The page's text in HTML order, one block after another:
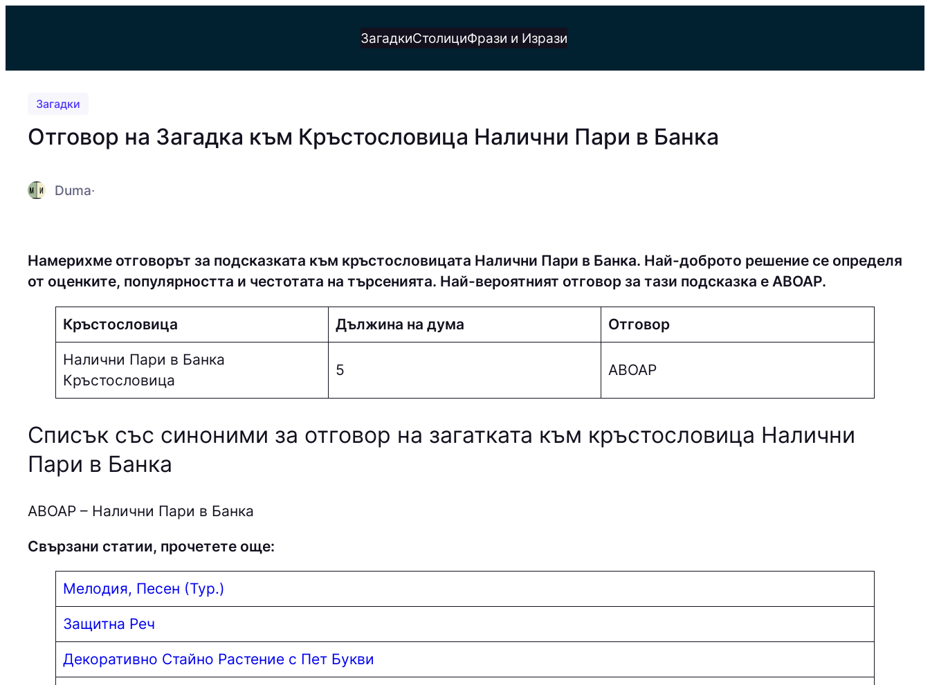
ЗагадкиСтолициФрази и Изрази
Загадки
Отговор на Загадка към Кръстословица Налични Пари в Банка
Duma·
Намерихме отговорът за подсказката към кръстословицата Налични Пари в Банка. Най-доброто решение се определя
от оценките, популярността и честотата на търсенията. Най-вероятният отговор за тази подсказка е AВOAP.
Кръстословица Дължина на дума Отговор
Налични Пари в Банка
Кръстословица
5 AВOAP
Списък със синоними за отговор на загатката към кръстословица Налични
Пари в Банка
AВOAP – Налични Пари в Банка
Свързани статии, прочетете още:
Мелодия, Песен (Тур.)
Защитна Реч
Декоративно Стайно Растение с Пет Букви